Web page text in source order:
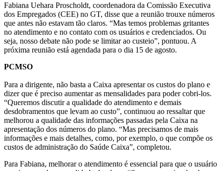
Fabiana Uehara Proscholdt, coordenadora da Comissão Executiva
dos Empregados (CEE) no GT, disse que a reunião trouxe números
que antes não estavam tão claros. “Mas temos problemas gritantes
no atendimento e no contato com os usuários e credenciados. Ou
seja, nosso debate não pode se limitar ao custeio”, pontuou. A
próxima reunião está agendada para o dia 15 de agosto.
PCMSO
Para a dirigente, não basta a Caixa apresentar os custos do plano e
dizer que é preciso aumentar as mensalidades para poder cobri-los.
“Queremos discutir a qualidade do atendimento e demais
desdobramentos que levam ao custo”, continuou ao ressaltar que
melhorou a qualidade das informações passadas pela Caixa na
apresentação dos números do plano. “Mas precisamos de mais
informações e mais detalhes, como, por exemplo, o que compõe os
custos de administração do Saúde Caixa”, completou.
Para Fabiana, melhorar o atendimento é essencial para que o usuário